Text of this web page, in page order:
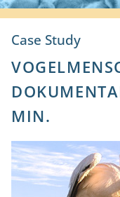
Case Study
MIN.